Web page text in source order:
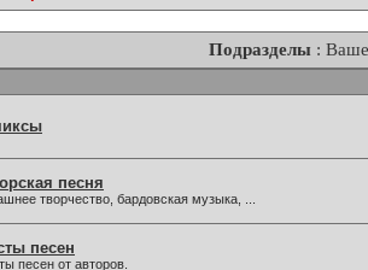
Подразделы :
песня
творчество, бардовская музыка, ...
песен
песен от авторов.